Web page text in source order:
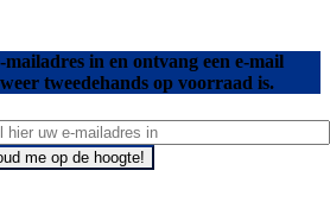
in en ontvang een e-mail
tweedehands op voorraad is.
me op de hoogte!